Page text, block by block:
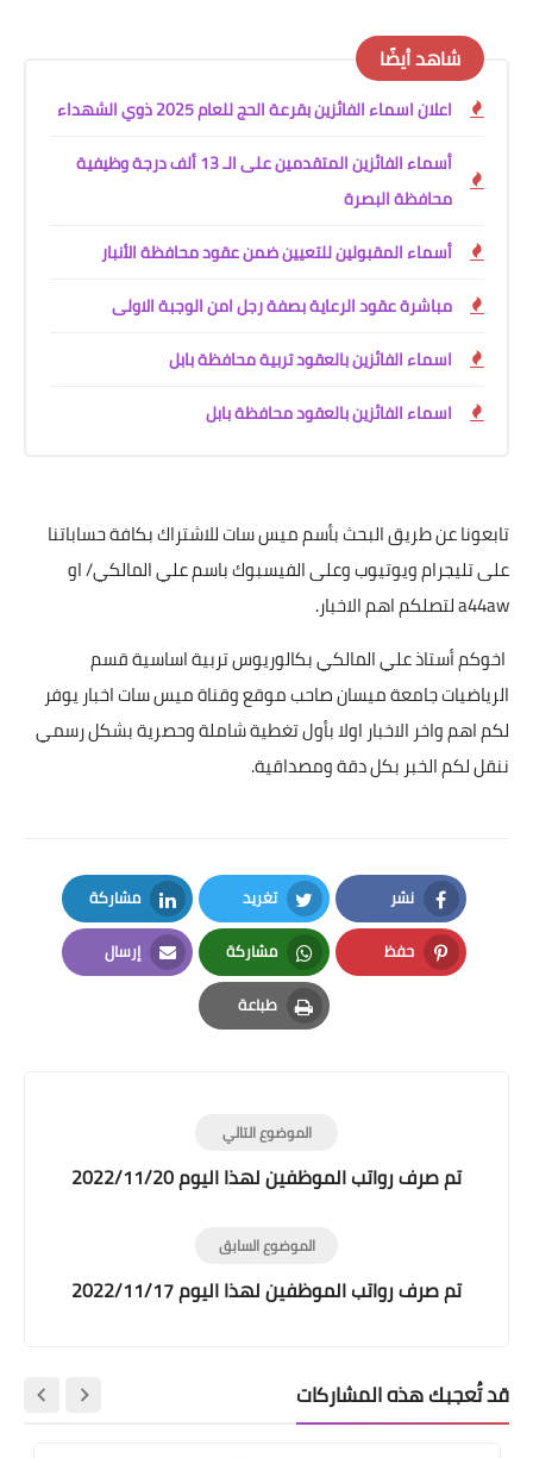
شاهد أيضًا
اعلان اسماء الفائزين بقرعة الحج للعام 2025 ذوي الشهداء
أسماء الفائزين المتقدمين على الـ 13 ألف درجة وظيفية
محافظة البصرة
أسماء المقبولين للتعيين ضمن عقود محافظة الأنبار
مباشرة عقود الرعاية بصفة رجل امن الوجبة الاولى
اسماء الفائزين بالعقود تربية محافظة بابل
اسماء الفائزين بالعقود محافظة بابل
تابعونا عن طريق البحث بأسم ميس سات للاشتراك بكافة حساباتنا
على تليجرام ويوتيوب وعلى الفيسبوك باسم علي المالكي/ او
a44aw لتصلكم اهم الاخبار.
اخوكم أستاذ علي المالكي بكالوريوس تربية اساسية قسم
الرياضيات جامعة ميسان صاحب موقع وقناة ميس سات اخبار يوفر
لكم اهم واخر الاخبار اولا بأول تغطية شاملة وحصرية بشكل رسمي
ننقل لكم الخبر بكل دقة ومصداقية.
نشر
Facebook
تغريد
Twitter
مشاركة
LinkedIn
حفظ
Pinterest
مشاركة
Whatsapp
إرسال
Email
طباعة
Print
الموضوع التالي
تم صرف رواتب الموظفين لهذا اليوم 2022/11/20
الموضوع السابق
تم صرف رواتب الموظفين لهذا اليوم 2022/11/17
قد تُعجبك هذه المشاركات